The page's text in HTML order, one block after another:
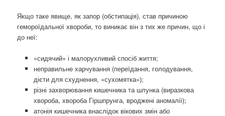
Якщо таке явище, як запор (обстипація), став причиною
гемороїдальної хвороби, то виникає він з тих же причин, що і
до неї:
«сидячий» і малорухливий спосіб життя;
неправильне харчування (переїдання, голодування,
дієти для схуднення, «сухомятка»);
різні захворювання кишечника та шлунка (виразкова
хвороба, хвороба Гіршпрунга, вроджені аномалії);
атонія кишечника внаслідок вікових змін або